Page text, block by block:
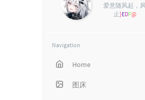
爱意随风起，风
止意难平，与其
Navigation
Home
图床